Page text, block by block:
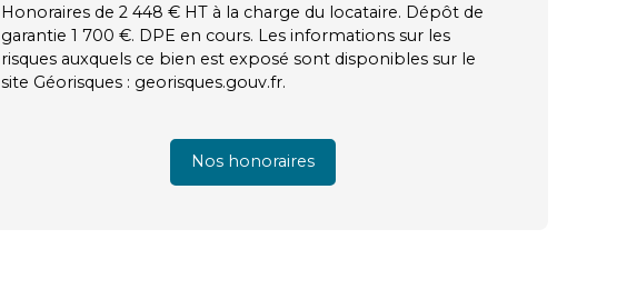
Honoraires de 2 448 € HT à la charge du locataire. Dépôt de
garantie 1 700 €. DPE en cours. Les informations sur les
risques auxquels ce bien est exposé sont disponibles sur le
site Géorisques : georisques.gouv.fr.
Nos honoraires